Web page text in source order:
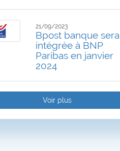
21/09/2023
Bpost banque sera
intégrée à BNP
Paribas en janvier
2024
Voir plus